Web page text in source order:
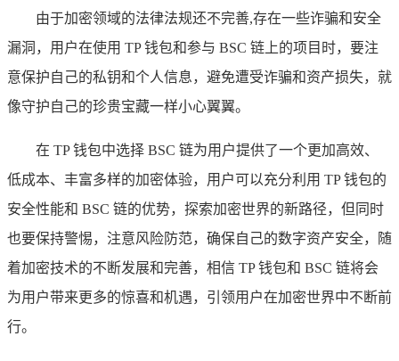
由于加密领域的法律法规还不完善,存在一些诈骗和安全
漏洞，用户在使用 TP 钱包和参与 BSC 链上的项目时，要注
意保护自己的私钥和个人信息，避免遭受诈骗和资产损失，就
像守护自己的珍贵宝藏一样小心翼翼。
在 TP 钱包中选择 BSC 链为用户提供了一个更加高效、
低成本、丰富多样的加密体验，用户可以充分利用 TP 钱包的
安全性能和 BSC 链的优势，探索加密世界的新路径，但同时
也要保持警惕，注意风险防范，确保自己的数字资产安全，随
着加密技术的不断发展和完善，相信 TP 钱包和 BSC 链将会
为用户带来更多的惊喜和机遇，引领用户在加密世界中不断前
行。